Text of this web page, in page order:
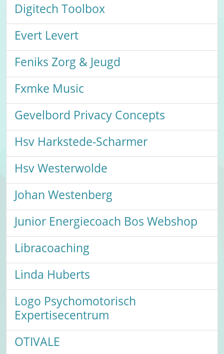
Digitech Toolbox
Evert Levert
Feniks Zorg & Jeugd
Fxmke Music
Gevelbord Privacy Concepts
Hsv Harkstede-Scharmer
Hsv Westerwolde
Johan Westenberg
Junior Energiecoach Bos Webshop
Libracoaching
Linda Huberts
Logo Psychomotorisch
Expertisecentrum
OTIVALE